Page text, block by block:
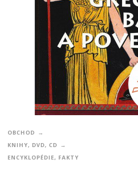
OBCHOD
KNIHY, DVD, CD
ENCYKLOPÉDIE, FAKTY